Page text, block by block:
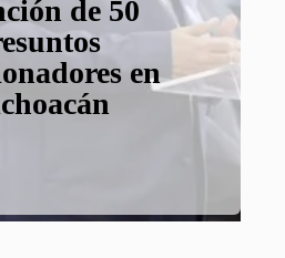
de 50
en
líder del
Los Reyes
de
por alerta
materna